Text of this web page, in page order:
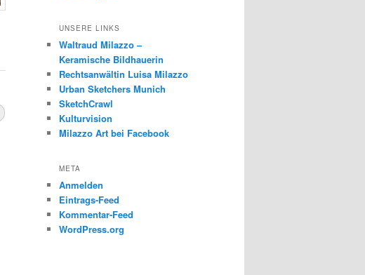
UNSERE LINKS
Waltraud Milazzo –
Keramische Bildhauerin
Rechtsanwältin Luisa Milazzo
Urban Sketchers Munich
SketchCrawl
Kulturvision
Milazzo Art bei Facebook
META
Anmelden
Eintrags-Feed
Kommentar-Feed
WordPress.org